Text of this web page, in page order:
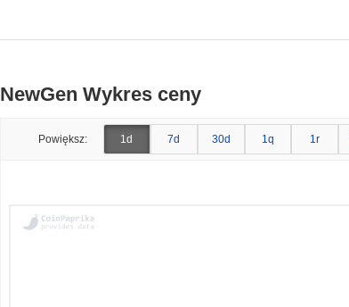
NewGen Wykres ceny
Powiększ: 1d 7d 30d 1q 1r